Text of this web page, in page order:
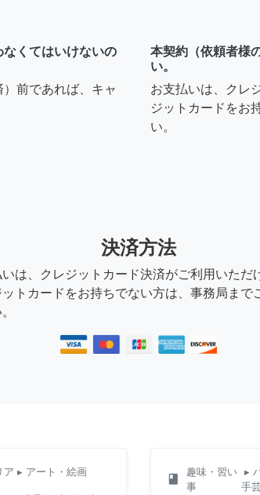
くてはいけないの
前であれば、キャ
本契約（依頼者様
い。
お支払いは、クレ
ジットカードをお
い。
決済方法
は、クレジットカード決済がご利用いただ
ットカードをお持ちでない方は、事務局まで
ア ▸ アート・絵画
class
趣味・習い
事
▸
手